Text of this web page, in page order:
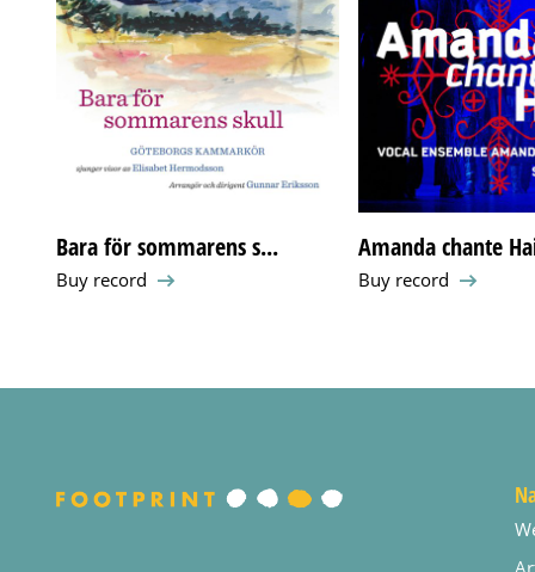
Bara för sommarens s...
Buy record
Amanda chante
Buy record